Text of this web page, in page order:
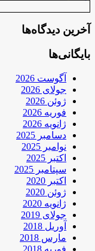
آخرین دیدگاه‌ها
بایگانی‌ها
آگوست 2026
جولای 2026
ژوئن 2026
فوریه 2026
ژانویه 2026
دسامبر 2025
نوامبر 2025
اکتبر 2025
سپتامبر 2025
اکتبر 2020
ژوئن 2020
ژانویه 2020
جولای 2019
آوریل 2018
مارس 2018
فوریه 2018